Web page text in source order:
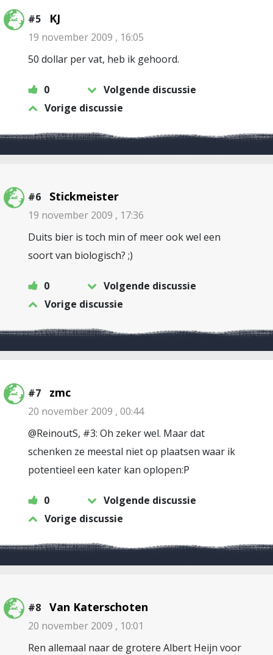
#5 KJ
19 november 2009 , 16:05
50 dollar per vat, heb ik gehoord.
0
Volgende discussie
Vorige discussie
#6 Stickmeister
19 november 2009 , 17:36
Duits bier is toch min of meer ook wel een
soort van biologisch? ;)
0
Volgende discussie
Vorige discussie
#7 zmc
20 november 2009 , 00:44
@ReinoutS, #3: Oh zeker wel. Maar dat
schenken ze meestal niet op plaatsen waar ik
potentieel een kater kan oplopen:P
0
Volgende discussie
Vorige discussie
#8 Van Katerschoten
20 november 2009 , 10:01
Ren allemaal naar de grotere Albert Heijn voor